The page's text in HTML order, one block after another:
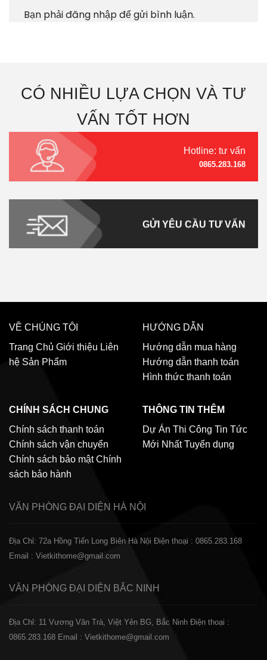
Bạn phảiđăng nhậpđể gửi bình luận.
CÓ NHIỀU LỰA CHỌN VÀ TƯ
VẤN TỐT HƠN
Hotline: tư vấn
0865.283.168
GỬI YÊU CẦU TƯ VẤN
VỀ CHÚNG TÔI
Trang Chủ Giới thiệu Liên
hệ Sản Phẩm
HƯỚNG DẪN
Hướng dẫn mua hàng
Hướng dẫn thanh toán
Hình thức thanh toán
CHÍNH SÁCH CHUNG
Chính sách thanh toán
Chính sách vận chuyển
Chính sách bảo mật Chính
sách bảo hành
THÔNG TIN THÊM
Dự Án Thi Công Tin Tức
Mới Nhất Tuyển dụng
VĂN PHÒNG ĐẠI DIỆN HÀ NỘI
Địa Chỉ: 72a Hồng Tiến Long Biên Hà Nội Điện thoại : 0865.283.168
Email : Vietkithome@gmail.com
VĂN PHÒNG ĐẠI DIỆN BẮC NINH
Địa Chỉ: 11 Vương Văn Trà, Việt Yên BG, Bắc Ninh Điện thoại :
0865.283.168 Email : Vietkithome@gmail.com